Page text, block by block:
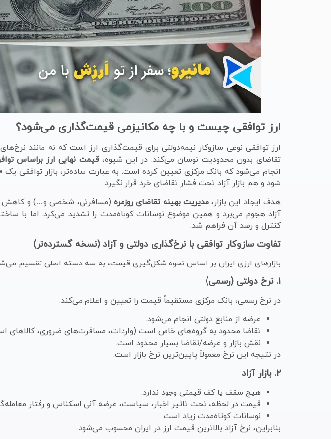
ارز توافقی چیست و با چه مکانیزمی قیمت‌گذاری می‌شود؟
ارز توافقی نوعی سازوکار نیمه‌دولتی برای قیمت‌گذاری ارز است که نه مانند
تقاضای بدون محدودیت نوسان می‌کند. در این شیوه،قیمت نهایی ارز براساس
انجام می‌شود که بانک مرکزی تعیین کرده است. به عبارت ساده‌تر، بازار توافقی یک
شود و هم بازار آزاد تحت فشار تقاضای خرد قرار نگیرد.
هدف ایجاد این بازار،مدیریت بهینه تقاضای روزمره (مسافرتی، شخصی و…) و کاهش
آزاد هجوم می‌برد و همین موضوع نوسانات کوتاه‌مدت را تشدید می‌کرد. اما با
کنترل و رصد آن فراهم شد.
تفاوت سازوکار توافقی با نرخ‌گذاری دولتی و آزاد (نسخه گسترده‌تر)
بازارهای ارزی ایران بر اساس نحوه شکل‌گیری قیمت، به سه دسته اصلی تقسیم
۱. نرخ دولتی (رسمی)
در نرخ رسمی، بانک مرکزی مستقیماً قیمت را تعیین و اعلام می‌کند.
عرضه از منابع دولتی انجام می‌شود.
تقاضا محدود به گروه‌های خاص است (واردات، مسافرت‌های ضروری، کالاهای
نقش بازار و عرضه/تقاضا بسیار محدود است.
در نتیجه این نرخ معمولاً پایین‌ترین نرخ بازار است.
۲. بازار آزاد
هیچ سقف یا کف قیمتی وجود ندارد.
قیمت در لحظه، تحت تاثیر اخبار، سیاست، عرضه آنی اسکناس و رفتار
نوسانات کوتاه‌مدت زیاد است.
بنابراین، نرخ آزاد بالاترین قیمت ارز در ایران محسوب می‌شود.